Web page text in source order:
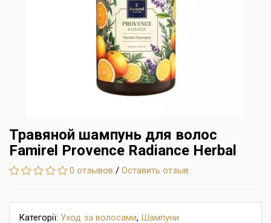
Травяной шампунь для волос
Famirel Provence Radiance Herbal
0 отзывов / Оставить отзыв
Категорії: Уход за волосами, Шампуни